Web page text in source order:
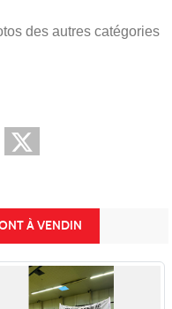
des autres catégories
À VENDIN